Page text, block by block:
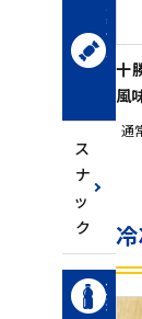
菓
子・
ス
ナ
ッ
ク
ス
ナ
ッ
ク
飲
料
十
風
通